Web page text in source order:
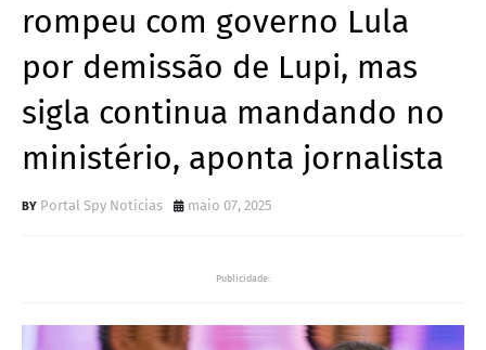
rompeu com governo Lula
por demissão de Lupi, mas
sigla continua mandando no
ministério, aponta jornalista
Portal Spy Notícias maio 07, 2025
Publicidade: